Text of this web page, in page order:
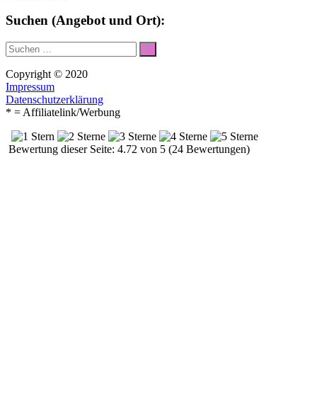
Suchen (Angebot und Ort):
Suche
nach:
Suchen
Copyright © 2020
Impressum
Datenschutzerklärung
* = Affiliatelink/Werbung
Bewertung dieser Seite: 4.72 von 5 (24 Bewertungen)